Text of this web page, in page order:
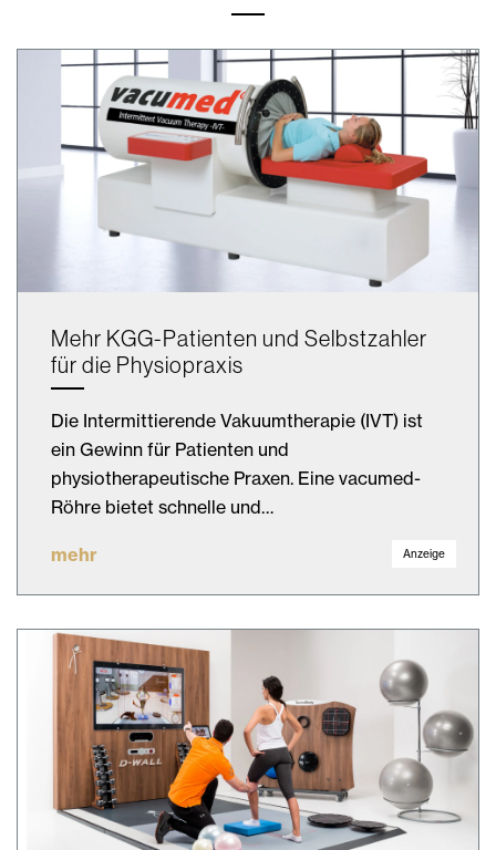
Mehr KGG-Patienten und Selbstzahler
für die Physiopraxis
Die Intermittierende Vakuumtherapie (IVT) ist
ein Gewinn für Patienten und
physiotherapeutische Praxen. Eine vacumed-
Röhre bietet schnelle und…
mehr Anzeige